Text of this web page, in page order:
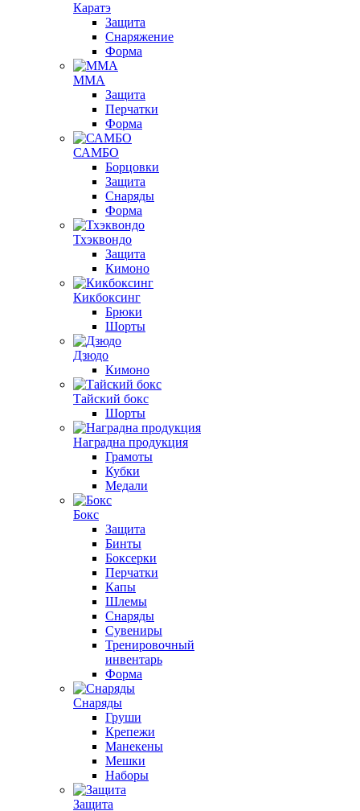
Каратэ
Защита
Снаряжение
Форма
ММА
Защита
Перчатки
Форма
САМБО
Борцовки
Защита
Снаряды
Форма
Тхэквондо
Защита
Кимоно
Кикбоксинг
Брюки
Шорты
Дзюдо
Кимоно
Тайский бокс
Шорты
Наградна продукция
Грамоты
Кубки
Медали
Бокс
Защита
Бинты
Боксерки
Перчатки
Капы
Шлемы
Снаряды
Сувениры
Тренировочный
инвентарь
Форма
Снаряды
Груши
Крепежи
Манекены
Мешки
Наборы
Защита